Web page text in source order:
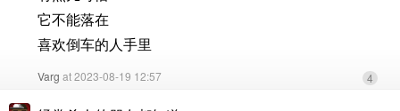
它不能落在
喜欢倒车的人手里
Varg at 2023-08-19 12:57 4